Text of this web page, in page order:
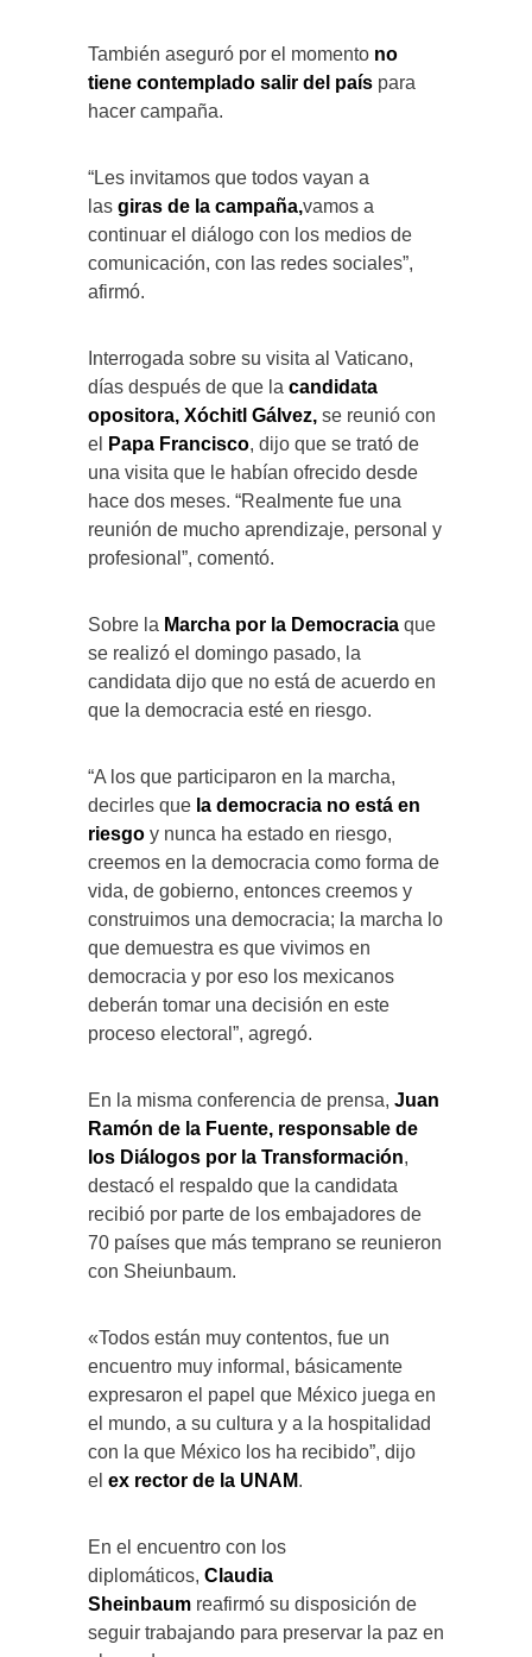
También aseguró por el momento no
tiene contemplado salir del país para
hacer campaña.
“Les invitamos que todos vayan a
las giras de la campaña,vamos a
continuar el diálogo con los medios de
comunicación, con las redes sociales”,
afirmó.
Interrogada sobre su visita al Vaticano,
días después de que la candidata
opositora, Xóchitl Gálvez, se reunió con
el
Papa Francisco, dijo que se trató de
una visita que le habían ofrecido desde
hace dos meses. “Realmente fue una
reunión de mucho aprendizaje, personal y
profesional”, comentó.
Sobre la Marcha por la Democracia que
se realizó el domingo pasado, la
candidata dijo que no está de acuerdo en
que la democracia esté en riesgo.
“A los que participaron en la marcha,
decirles que la democracia no está en
riesgo y nunca ha estado en riesgo,
creemos en la democracia como forma de
vida, de gobierno, entonces creemos y
construimos una democracia; la marcha lo
que demuestra es que vivimos en
democracia y por eso los mexicanos
deberán tomar una decisión en este
proceso electoral”, agregó.
En la misma conferencia de prensa, Juan
Ramón de la Fuente, responsable de
los Diálogos por la Transformación,
destacó el respaldo que la candidata
recibió por parte de los embajadores de
70 países que más temprano se reunieron
con Sheiunbaum.
«Todos están muy contentos, fue un
encuentro muy informal, básicamente
expresaron el papel que México juega en
el mundo, a su cultura y a la hospitalidad
con la que México los ha recibido”, dijo
el ex rector de la UNAM.
En el encuentro con los
diplomáticos, Claudia
Sheinbaum reafirmó su disposición de
seguir trabajando para preservar la paz en